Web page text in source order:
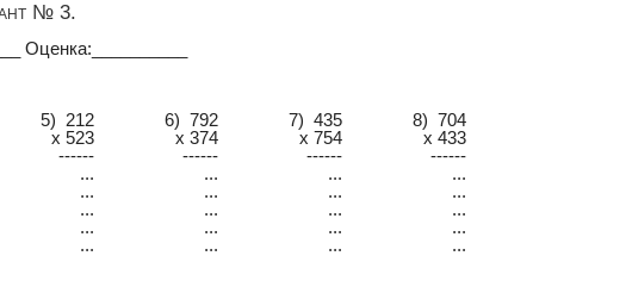
№ 3.
Оценка:__________
5) 212 6) 792 7) 435
8) 704
x 523 x 374 x 754
x 433
------ ------ ------
------
... ... ...
...
... ... ...
...
... ... ...
...
... ... ...
...
... ... ... ...